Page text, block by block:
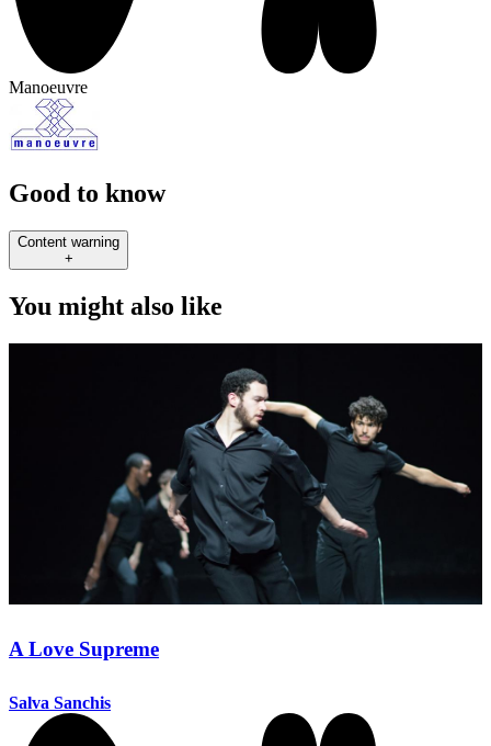
Manoeuvre
Good to know
Content warning
+
You might also like
A Love Supreme
Salva Sanchis